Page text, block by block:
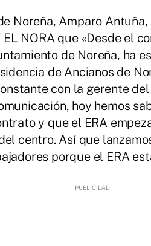
Noreña, Amparo
EL NORA que «Desde el
de Noreña, ha
de Ancianos de
con la gerente
hoy hemos
y que el ERA
centro. Así que
porque el ERA